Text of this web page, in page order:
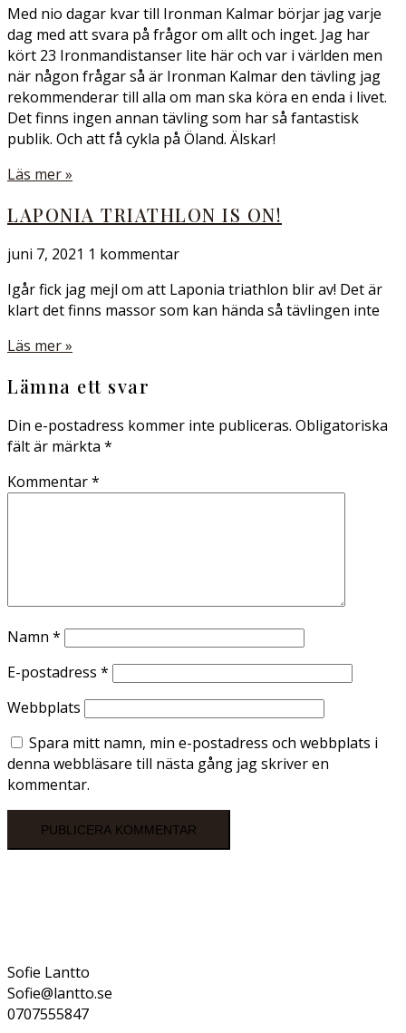
Med nio dagar kvar till Ironman Kalmar börjar jag varje
dag med att svara på frågor om allt och inget. Jag har
kört 23 Ironmandistanser lite här och var i världen men
när någon frågar så är Ironman Kalmar den tävling jag
rekommenderar till alla om man ska köra en enda i livet.
Det finns ingen annan tävling som har så fantastisk
publik. Och att få cykla på Öland. Älskar!
Läs mer »
LAPONIA TRIATHLON IS ON!
juni 7, 2021 1 kommentar
Igår fick jag mejl om att Laponia triathlon blir av! Det är
klart det finns massor som kan hända så tävlingen inte
Läs mer »
Lämna ett svar
Din e-postadress kommer inte publiceras. Obligatoriska
fält är märkta *
Kommentar*
Namn *
E-postadress *
Webbplats
Spara mitt namn, min e-postadress och webbplats i
denna webbläsare till nästa gång jag skriver en
kommentar.
Sofie Lantto
Sofie@lantto.se
0707555847